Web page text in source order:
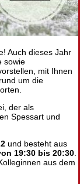
Auch dieses Jahr
sowie
mit Ihnen
um die
der als
Spessart und
und besteht aus
19:30 bis 20:30.
aus dem